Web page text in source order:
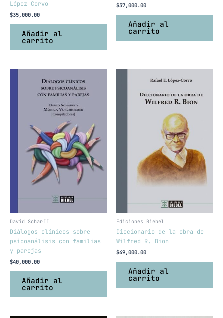
López Corvo
$35,000.00
Añadir al
carrito
$37,000.00
Añadir al
carrito
David Scharff
Diálogos clínicos sobre
psicoanálisis con familias
y parejas
$40,000.00
Añadir al
carrito
Ediciones Biebel
Diccionario de la obra de
Wilfred R. Bion
$49,000.00
Añadir al
carrito